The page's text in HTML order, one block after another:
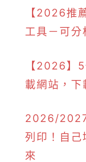
【2026推
工具－可分
【2026】
載網站，下
2026/2027
列印！自己
來